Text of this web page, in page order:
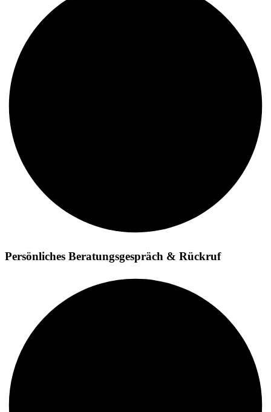
Persönliches Beratungsgespräch & Rückruf